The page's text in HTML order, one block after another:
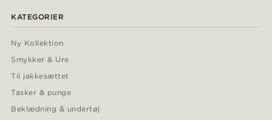
KATEGORIER
Ny Kollektion
Smykker & Ure
Til jakkesættet
Tasker & punge
Beklædning & undertøj